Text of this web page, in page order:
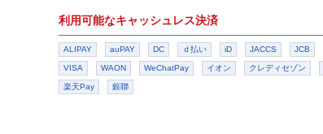
利用可能なキャッシュレス決済
ALIPAY auPAY DC ｄ払い iD JACCS JCB
VISA WAON WeChatPay イオン クレディセゾン
楽天Pay 銀聯